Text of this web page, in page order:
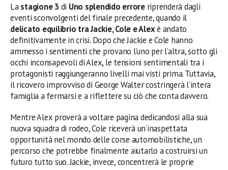
Lastagione 3 di Uno splendido erroreriprenderà dagli
eventi sconvolgenti del finale precedente, quando il
delicato equilibrio tra Jackie, Cole e Alexè andato
definitivamente in crisi. Dopo che Jackie e Cole hanno
ammesso i sentimenti che provano l’uno per l’altra, sotto gli
occhi inconsapevoli di Alex, le tensioni sentimentali tra i
protagonisti raggiungeranno livelli mai visti prima. Tuttavia,
il ricovero improvviso di George Walter costringerà l’intera
famiglia a fermarsi e a riflettere su ciò che conta davvero.
Mentre Alex proverà a voltare pagina dedicandosi alla sua
nuova squadra di rodeo, Cole riceverà un’inaspettata
opportunità nel mondo delle corse automobilistiche, un
percorso che potrebbe finalmente aiutarlo a costruirsi un
futuro tutto suo. Jackie, invece, concentrerà le proprie